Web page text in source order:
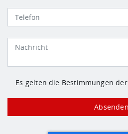
Es gelten die Bestimmungen der